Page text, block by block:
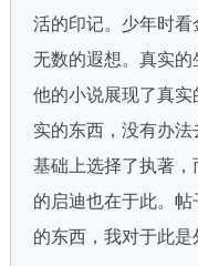
活的印记。少年时
无数的遐想。真实
他的小说展现了真
实的东西，没有办
基础上选择了执著
的启迪也在于此。
的东西，我对于此是